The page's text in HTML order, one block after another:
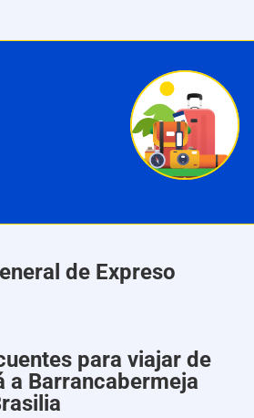
de Expreso
para viajar de
a Barrancabermeja